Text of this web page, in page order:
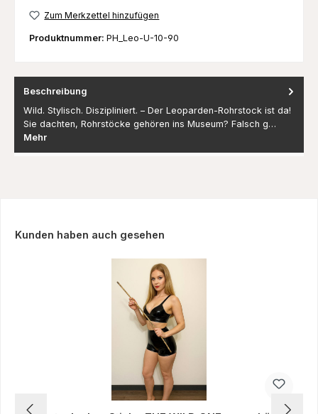
Zum Merkzettel hinzufügen
Produktnummer: PH_Leo-U-10-90
Beschreibung
Wild. Stylisch. Diszipliniert. – Der Leoparden-Rohrstock ist da!
Sie dachten, Rohrstöcke gehören ins Museum? Falsch g…
Mehr
Produktgalerie überspringen
Kunden haben auch gesehen